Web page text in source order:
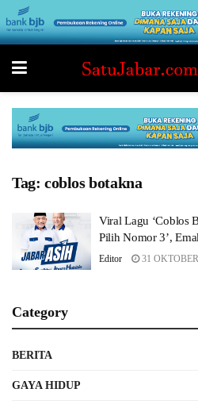
Tag: coblos botakna
Viral Lagu ‘Coblos
Pilih Nomor 3’,
Editor 31
Category
BERITA
GAYA HIDUP